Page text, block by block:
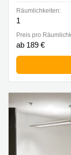
Räumlichkeiten:
1
Preis pro
ab 189 €